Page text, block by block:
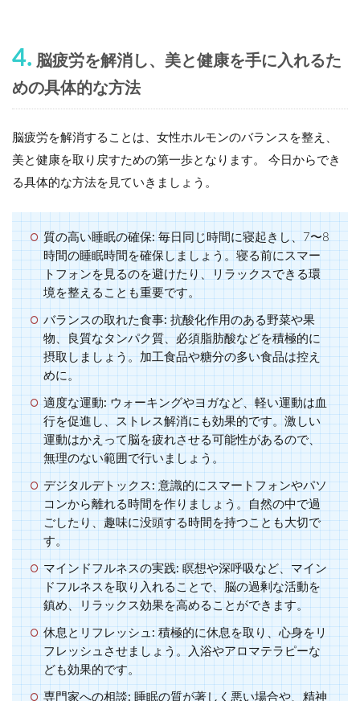
4. 脳疲労を解消し、美と健康を手に入れるた
めの具体的な方法
脳疲労を解消することは、女性ホルモンのバランスを整え、
美と健康を取り戻すための第一歩となります。 今日からでき
る具体的な方法を見ていきましょう。
質の高い睡眠の確保:毎日同じ時間に寝起きし、7〜8
時間の睡眠時間を確保しましょう。寝る前にスマー
トフォンを見るのを避けたり、リラックスできる環
境を整えることも重要です。
バランスの取れた食事:抗酸化作用のある野菜や果
物、良質なタンパク質、必須脂肪酸などを積極的に
摂取しましょう。加工食品や糖分の多い食品は控え
めに。
適度な運動:ウォーキングやヨガなど、軽い運動は血
行を促進し、ストレス解消にも効果的です。激しい
運動はかえって脳を疲れさせる可能性があるので、
無理のない範囲で行いましょう。
デジタルデトックス:意識的にスマートフォンやパソ
コンから離れる時間を作りましょう。自然の中で過
ごしたり、趣味に没頭する時間を持つことも大切で
す。
マインドフルネスの実践:瞑想や深呼吸など、マイン
ドフルネスを取り入れることで、脳の過剰な活動を
鎮め、リラックス効果を高めることができます。
休息とリフレッシュ:積極的に休息を取り、心身をリ
フレッシュさせましょう。入浴やアロマテラピーな
ども効果的です。
専門家への相談:睡眠の質が著しく悪い場合や、精神